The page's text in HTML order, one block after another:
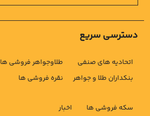
دسترسی سریع
اتحادیه های صنفی
بنکداران طلا و جواهر
طلاوجواهر فروشی ها
نقره فروشی ها
سکه فروشی ها
اخبار